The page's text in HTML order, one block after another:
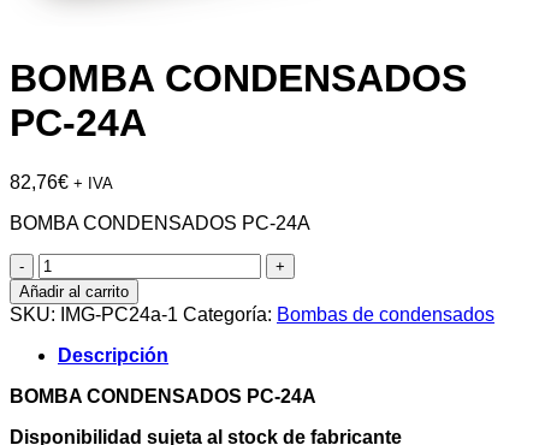
BOMBA CONDENSADOS
PC-24A
82,76€ + IVA
BOMBA CONDENSADOS PC-24A
BOMBA
CONDENSADOS
PC-
24A
cantidad
Añadir al carrito
SKU: IMG-PC24a-1 Categoría: Bombas de condensados
Descripción
BOMBA CONDENSADOS PC-24A
Disponibilidad sujeta al stock de fabricante